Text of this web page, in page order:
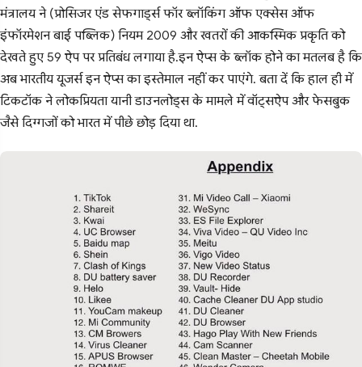
मंत्रालय ने (प्रोसिजर एंड सेफगार्ड्स फॉर ब्लॉकिंग ऑफ एक्सेस ऑफ
इंफॉरमेशन बाई पब्लिक) नियम 2009 और खतरों की आकस्मिक प्रकृति को
देखते हुए 59 ऐप पर प्रतिबंध लगाया है.इन ऐप्स के ब्लॉक होने का मतलब है कि
अब भारतीय यूजर्स इन ऐप्स का इस्तेमाल नहीं कर पाएंगे. बता दें कि हाल ही में
टिकटॉक ने लोकप्रियता यानी डाउनलोड्स के मामले में वॉट्सऐप और फेसबुक
जैसे दिग्गजों को भारत में पीछे छोड़ दिया था.